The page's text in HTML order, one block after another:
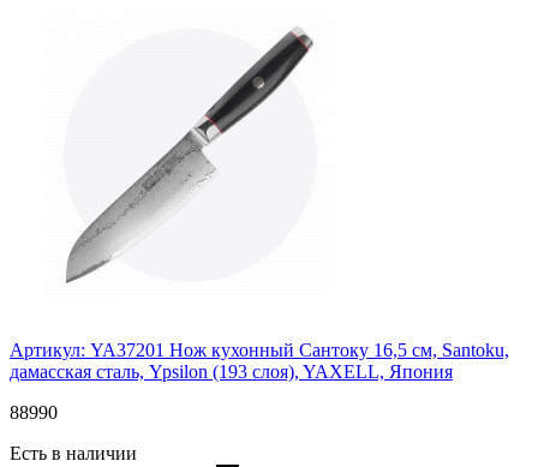
Артикул: YA37201 Нож кухонный Сантоку 16,5 см, Santoku,
дамасская сталь, Ypsilon (193 слоя), YAXELL, Япония
88990
Есть в наличии